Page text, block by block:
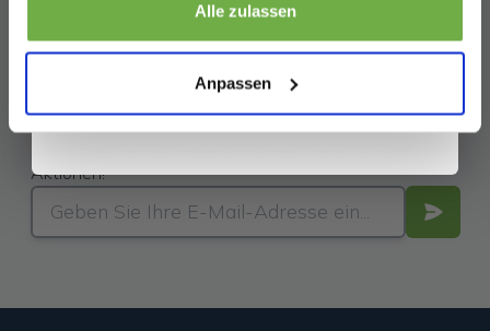
Alle zulassen
Anpassen
Abonnieren Sie unseren
Newsletter
Aktionen!
Sicher dir 5 € Rabatt
Wenn du dich anmeldest, erklärst du dich damit einverstanden, Angebote
erhalten. Außerdem stimmst du unserer
Datenschutzerklärung